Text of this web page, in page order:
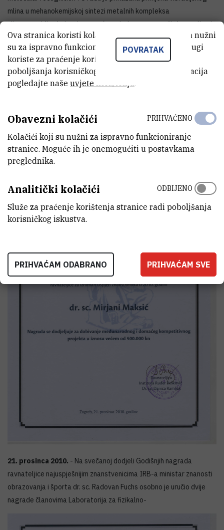
mlina u mehanokemijskoj sintezi metalnih kompleksa
cijanogvanidina kojom je moguće na jednostavan način kontrolirati
topološka svojstva koordinacijskih polimera.
Skup je organizirao Prof. T. N. Guru Row (Indian Institute of Science,
Bangalore), a na njemu je sudjelovalo više od 200 istraživača iz
cijelog svijeta. Predavanja je održalo tridesetak vodećih
znanstvenika u području organske kemije čvrstog stanja i
21. prosinca 2010. - Na svečanoj dodjeli Godišnjih nagrada
ravnateljice najuspješnijim znanstvenicima IRB-a ministar znanosti
obrazovanja i športa dr. sc. Radovan Fuchs osobno je uručio dvije
nagrade članovima Laboratorija za fizikalno-
POVRATAK
Ova stranica koristi kolačiće. Neki od tih kolačića nužni
su za ispravno funkcioniranje stranice, dok se drugi
koriste za praćenje korištenja stranice radi
poboljšanja korisničkog iskustva. Za više informacija
pogledajte naše uvjete korištenja
Obavezni kolačići
Kolačići koji su nužni za ispravno funkcioniranje
stranice. Moguće ih je onemogućiti u postavkama
preglednika.
PRIHVAĆENO
Analitički kolačići
Služe za praćenje korištenja stranice radi poboljšanja
korisničkog iskustva.
ODBIJENO
PRIHVAĆAM ODABRANO PRIHVAĆAM SVE